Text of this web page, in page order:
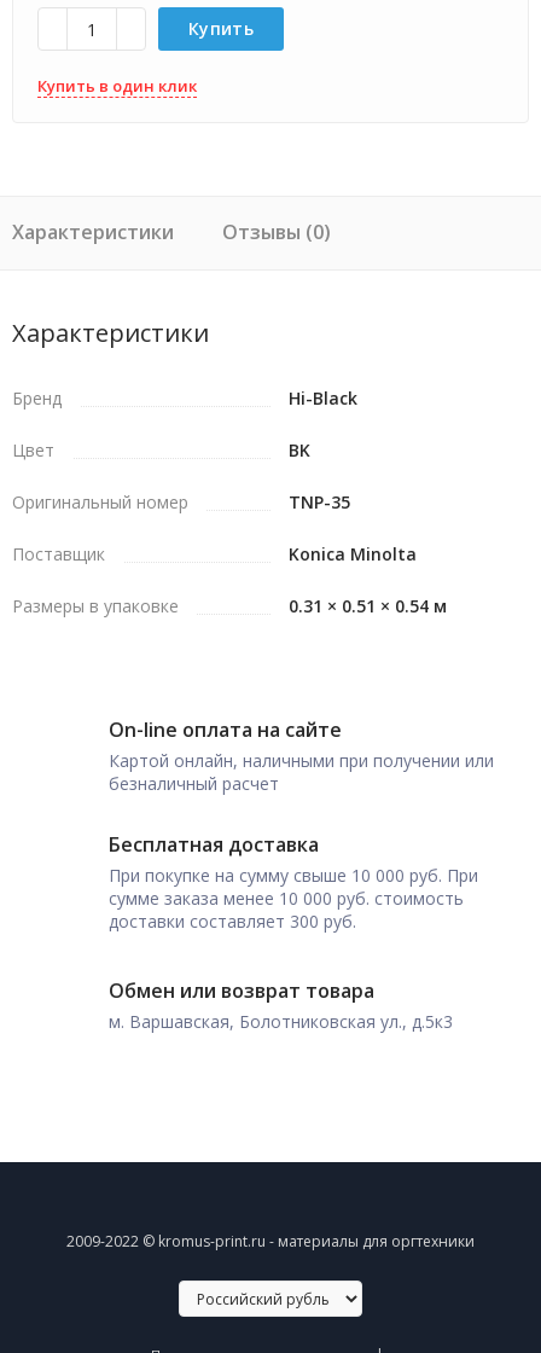
Купить
Купить в один клик
Характеристики Отзывы (0)
Характеристики
Бренд Hi-Black
Цвет BK
Оригинальный номер TNP-35
Поставщик Konica Minolta
Размеры в упаковке 0.31 × 0.51 × 0.54 м
On-line оплата на сайте
Картой онлайн, наличными при получении или
безналичный расчет
Бесплатная доставка
При покупке на сумму свыше 10 000 руб. При
сумме заказа менее 10 000 руб. стоимость
доставки составляет 300 руб.
Обмен или возврат товара
м. Варшавская, Болотниковская ул., д.5к3
2009-2022 © kromus-print.ru - материалы для оргтехники